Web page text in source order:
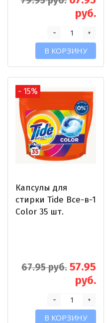
руб.
+
-
В КОРЗИНУ
- 15%
Капсулы для
стирки Tide Все-в-1
Color 35 шт.
67.95 руб. 57.95
руб.
+
-
В КОРЗИНУ